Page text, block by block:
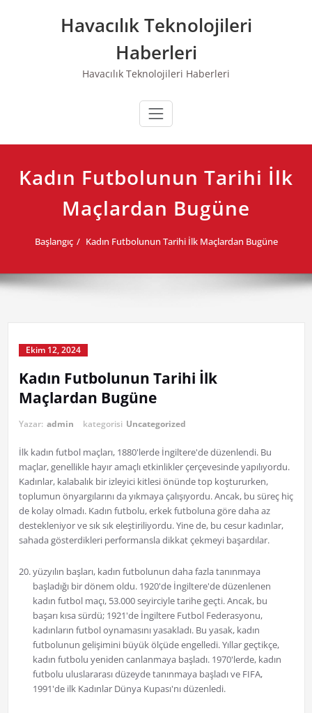
Havacılık Teknolojileri
Haberleri
Havacılık Teknolojileri Haberleri
Kadın Futbolunun Tarihi İlk
Maçlardan Bugüne
Başlangıç Kadın Futbolunun Tarihi İlk Maçlardan Bugüne
Ekim 12, 2024
Kadın Futbolunun Tarihi İlk
Maçlardan Bugüne
Yazar: admin kategorisi Uncategorized
İlk kadın futbol maçları, 1880'lerde İngiltere'de düzenlendi. Bu
maçlar, genellikle hayır amaçlı etkinlikler çerçevesinde yapılıyordu.
Kadınlar, kalabalık bir izleyici kitlesi önünde top koştururken,
toplumun önyargılarını da yıkmaya çalışıyordu. Ancak, bu süreç hiç
de kolay olmadı. Kadın futbolu, erkek futboluna göre daha az
destekleniyor ve sık sık eleştiriliyordu. Yine de, bu cesur kadınlar,
sahada gösterdikleri performansla dikkat çekmeyi başardılar.
yüzyılın başları, kadın futbolunun daha fazla tanınmaya
başladığı bir dönem oldu. 1920'de İngiltere'de düzenlenen
kadın futbol maçı, 53.000 seyirciyle tarihe geçti. Ancak, bu
başarı kısa sürdü; 1921'de İngiltere Futbol Federasyonu,
kadınların futbol oynamasını yasakladı. Bu yasak, kadın
futbolunun gelişimini büyük ölçüde engelledi. Yıllar geçtikçe,
kadın futbolu yeniden canlanmaya başladı. 1970'lerde, kadın
futbolu uluslararası düzeyde tanınmaya başladı ve FIFA,
1991'de ilk Kadınlar Dünya Kupası'nı düzenledi.